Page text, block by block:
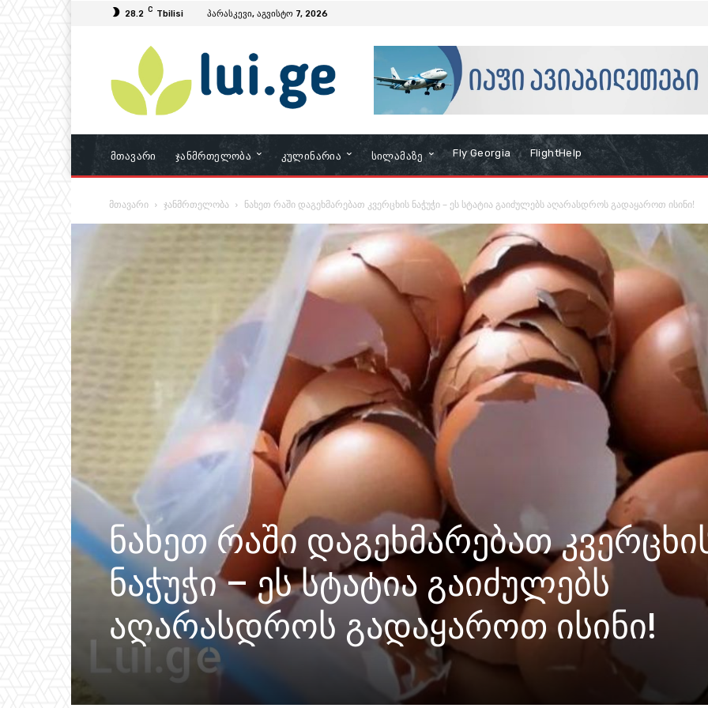
28.2 C Tbilisi პარასკევი, აგვისტო 7, 2026
Მთავარი Ჯანმრთელობა Კულინარია Სილამაზე Fly Georgia FlightHelp
მთავარი ჯანმრთელობა ნახეთ რაში დაგეხმარებათ კვერცხის ნაჭუჭი – ეს სტატია გაიძულებს აღარასდროს გადაყაროთ ისინი!
ნახეთ რაში დაგეხმარებათ
ნაჭუჭი – ეს სტატია გაიძულებს
აღარასდროს გადაყაროთ ისინი!